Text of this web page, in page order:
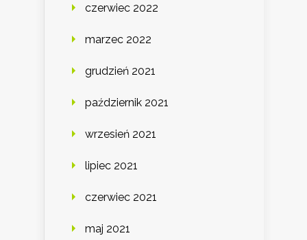
czerwiec 2022
marzec 2022
grudzień 2021
październik 2021
wrzesień 2021
lipiec 2021
czerwiec 2021
maj 2021